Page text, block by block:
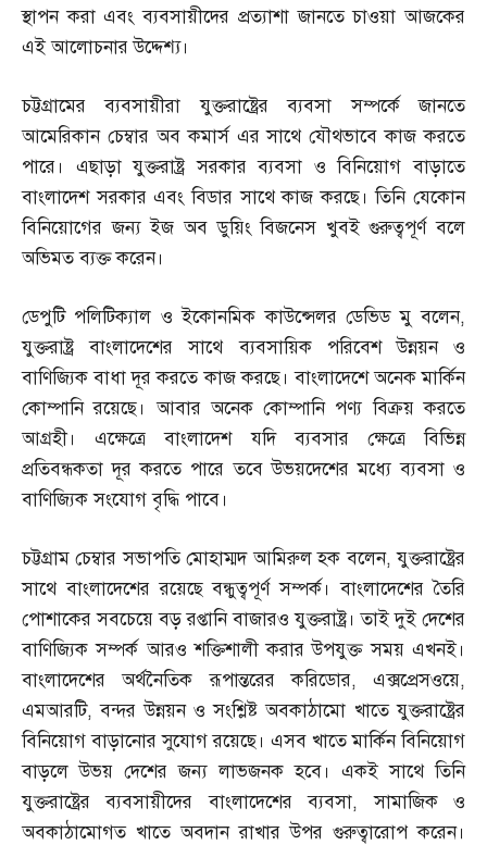
স্থাপন করা এবং ব্যবসায়ীদের প্রত্যাশা জানতে চাওয়া আজকের
এই আলোচনার উদ্দেশ্য।
চট্টগ্রামের ব্যবসায়ীরা যুক্তরাষ্ট্রের ব্যবসা সম্পর্কে জানতে
আমেরিকান চেম্বার অব কমার্স এর সাথে যৌথভাবে কাজ করতে
পারে। এছাড়া যুক্তরাষ্ট্র সরকার ব্যবসা ও বিনিয়োগ বাড়াতে
বাংলাদেশ সরকার এবং বিডার সাথে কাজ করছে। তিনি যেকোন
বিনিয়োগের জন্য ইজ অব ডুয়িং বিজনেস খুবই গুরুত্বপূর্ণ বলে
অভিমত ব্যক্ত করেন।
ডেপুটি পলিটিক্যাল ও ইকোনমিক কাউন্সেলর ডেভিড মু বলেন,
যুক্তরাষ্ট্র বাংলাদেশের সাথে ব্যবসায়িক পরিবেশ উন্নয়ন ও
বাণিজ্যিক বাধা দূর করতে কাজ করছে। বাংলাদেশে অনেক মার্কিন
কোম্পানি রয়েছে। আবার অনেক কোম্পানি পণ্য বিক্রয় করতে
আগ্রহী। এক্ষেত্রে বাংলাদেশ যদি ব্যবসার ক্ষেত্রে বিভিন্ন
প্রতিবন্ধকতা দূর করতে পারে তবে উভয়দেশের মধ্যে ব্যবসা ও
বাণিজ্যিক সংযোগ বৃদ্ধি পাবে।
চট্টগ্রাম চেম্বার সভাপতি মোহাম্মদ আমিরুল হক বলেন,যুক্তরাষ্ট্রের
সাথে বাংলাদেশের রয়েছে বন্ধুত্বপূর্ণ সম্পর্ক। বাংলাদেশের তৈরি
পোশাকের সবচেয়ে বড় রপ্তানি বাজারও যুক্তরাষ্ট্র। তাই দুই দেশের
বাণিজ্যিক সম্পর্ক আরও শক্তিশালী করার উপযুক্ত সময় এখনই।
বাংলাদেশের অর্থনৈতিক রূপান্তরের করিডোর, এক্সপ্রেসওয়ে,
এমআরটি,বন্দর উন্নয়ন ও সংশ্লিষ্ট অবকাঠামো খাতে যুক্তরাষ্ট্রের
বিনিয়োগ বাড়ানোর সুযোগ রয়েছে। এসব খাতে মার্কিন বিনিয়োগ
বাড়লে উভয় দেশের জন্য লাভজনক হবে। একই সাথে তিনি
যুক্তরাষ্ট্রের ব্যবসায়ীদের বাংলাদেশের ব্যবসা,সামাজিক ও
অবকাঠামোগত খাতে অবদান রাখার উপর গুরুত্বারোপ করেন।